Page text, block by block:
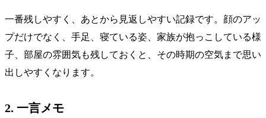
一番残しやすく、あとから見返しやすい記録です。顔のアッ
プだけでなく、手足、寝ている姿、家族が抱っこしている様
子、部屋の雰囲気も残しておくと、その時期の空気まで思い
出しやすくなります。
2. 一言メモ